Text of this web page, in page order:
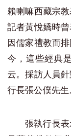
賴喇嘛西藏宗
記者黃悅嬌時
因儒家禮教而
今，這些經典
云。採訪人員
行長張公僕先生
張執行長